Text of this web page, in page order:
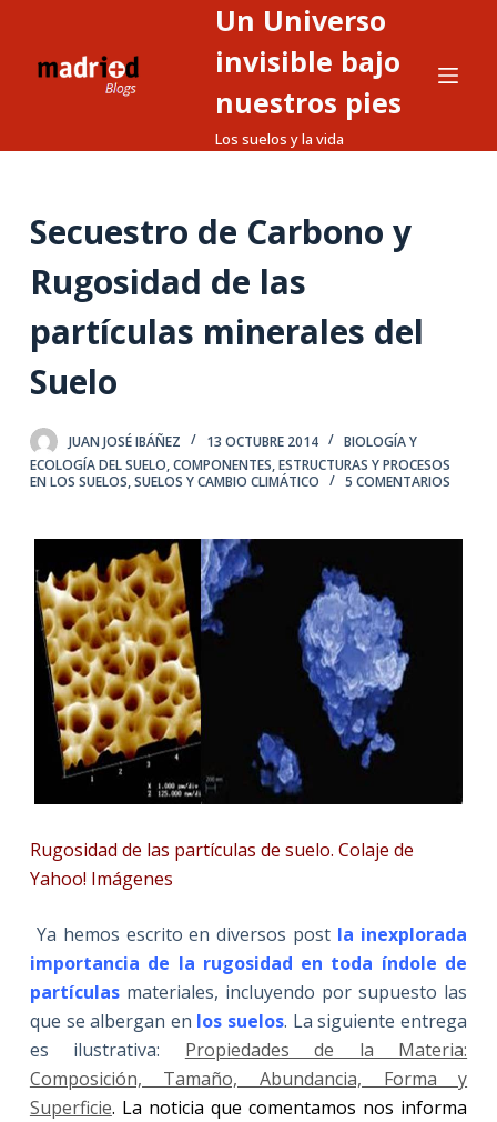
e
n
d
o
Un Universo
invisible bajo
nuestros pies
Los suelos y la vida
Secuestro de Carbono y
Rugosidad de las
partículas minerales del
Suelo
JUAN JOSÉ IBÁÑEZ 13 OCTUBRE 2014
BIOLOGÍA Y
ECOLOGÍA DEL SUELO,COMPONENTES, ESTRUCTURAS Y PROCESOS
EN LOS SUELOS,SUELOS Y CAMBIO CLIMÁTICO 5 COMENTARIOS
Rugosidad de las partículas de suelo. Colaje de
Yahoo! Imágenes
Ya hemos escrito en diversos post la inexplorada
importancia de la rugosidad en toda índole de
partículas materiales, incluyendo por supuesto las
que se albergan en los suelos. La siguiente entrega
es ilustrativa: Propiedades de la Materia:
Composición, Tamaño, Abundancia, Forma y
Superficie. La noticia que comentamos nos informa